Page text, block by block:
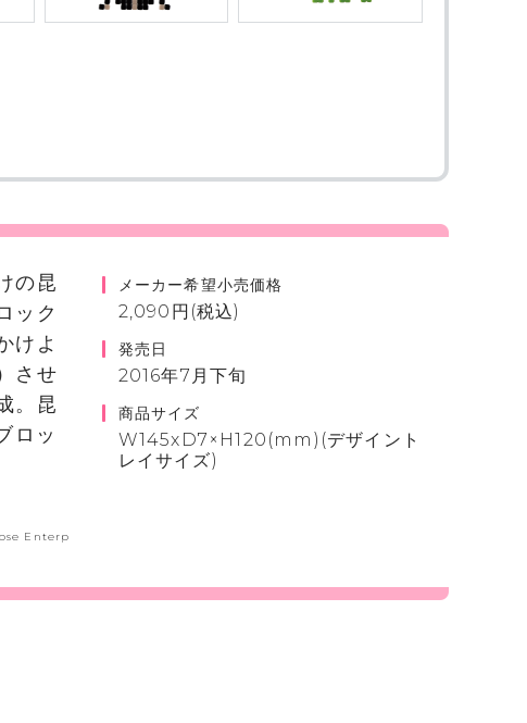
の昆
ック
けよ
させ
。昆
ロッ
Enterp
メーカー希望小売価格
2,090円(税込)
発売日
2016年7月下旬
商品サイズ
W145xD7×H120(mm)(デザイント
レイサイズ)